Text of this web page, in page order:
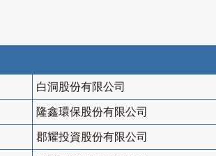
白洞股份有限公司
隆鑫環保股份有限公司
郡耀投資股份有限公司